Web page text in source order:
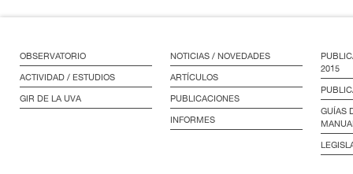
OBSERVATORIO
ACTIVIDAD / ESTUDIOS
GIR DE LA UVA
NOTICIAS / NOVEDADES
ARTÍCULOS
PUBLICACIONES
INFORMES
2015
GUÍAS